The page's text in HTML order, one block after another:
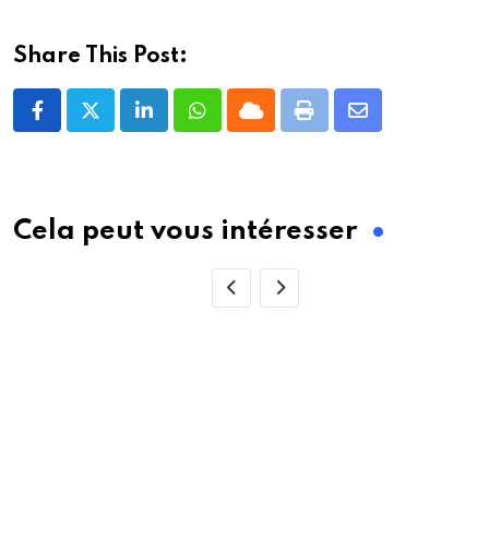
Share This Post:
LinkedInWhatsappCloudPrint
Share
Cela peut vous intéresser